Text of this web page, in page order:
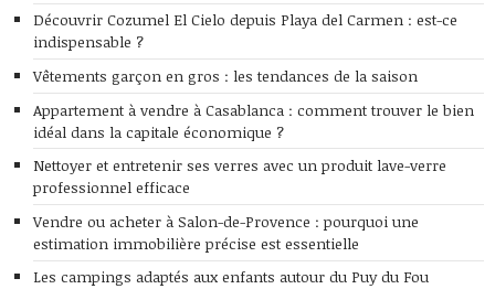
Découvrir Cozumel El Cielo depuis Playa del Carmen : est-ce
indispensable ?
Vêtements garçon en gros : les tendances de la saison
Appartement à vendre à Casablanca : comment trouver le bien
idéal dans la capitale économique ?
Nettoyer et entretenir ses verres avec un produit lave-verre
professionnel efficace
Vendre ou acheter à Salon-de-Provence : pourquoi une
estimation immobilière précise est essentielle
Les campings adaptés aux enfants autour du Puy du Fou